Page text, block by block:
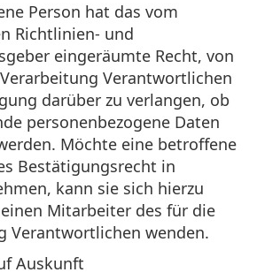
Person hat das vom
Richtlinien- und
eingeräumte Recht, von
Verantwortlichen
darüber zu verlangen, ob
personenbezogene Daten
Möchte eine betroffene
Bestätigungsrecht in
kann sie sich hierzu
Mitarbeiter des für die
Verantwortlichen wenden.
Auskunft